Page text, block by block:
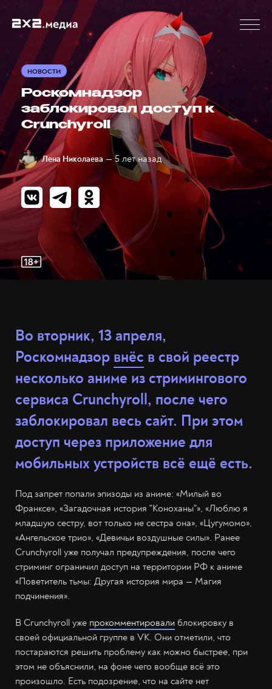
НОВОСТИ
Роскомнадзор
заблокировал доступ к
Crunchyroll
Лена Николаева — 5 лет назад
Во вторник, 13 апреля,
Роскомнадзор внёс в свой реестр
несколько аниме из стримингового
сервиса Crunchyroll, после чего
заблокировал весь сайт. При этом
доступ через приложение для
мобильных устройств всё ещё есть.
Под запрет попали эпизоды из аниме: «Милый во
Франксе», «Загадочная история "Коноханы"», «Люблю я
младшую сестру, вот только не сестра она», «Цугумомо»,
«Ангельское трио», «Девичьи воздушные силы». Ранее
Crunchyroll уже получал предупреждения, после чего
стриминг ограничил доступ на территории РФ к аниме
«Поветитель тьмы: Другая история мира — Магия
подчинения».
В Crunchyroll уже прокомментировали блокировку в
своей официальной группе в VK. Они отметили, что
постараются решить проблему как можно быстрее, при
этом не объяснили, на фоне чего вообще всё это
произошло. Есть подозрение, что на сайте нет